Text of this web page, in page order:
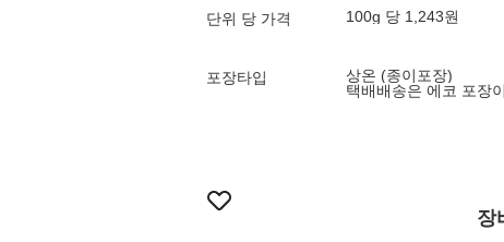
단위 당 가격 100g 당 1,243원
포장타입
상온 (종이포장)
택배배송은 에코 포장
장